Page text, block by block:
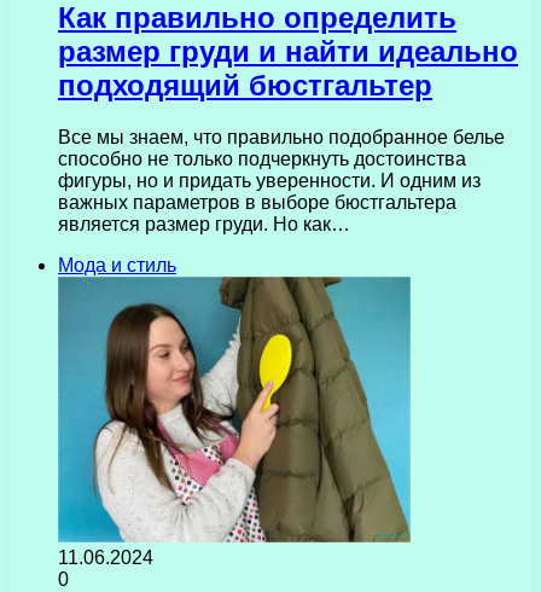
Как правильно определить
размер груди и найти идеально
подходящий бюстгальтер
Все мы знаем, что правильно подобранное белье
способно не только подчеркнуть достоинства
фигуры, но и придать уверенности. И одним из
важных параметров в выборе бюстгальтера
является размер груди. Но как…
Мода и стиль
11.06.2024
0